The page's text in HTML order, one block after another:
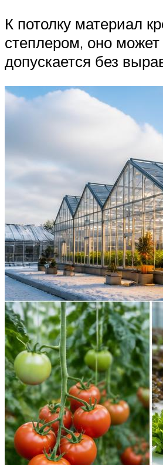
К потолку материал
степлером, оно
допускается без